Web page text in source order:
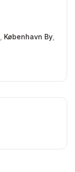
København By